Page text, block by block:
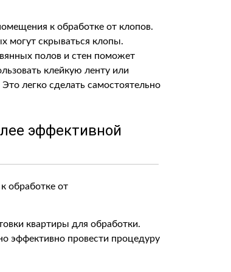
к обработке от клопов.
могут скрываться клопы.
полов и стен поможет
клейкую ленту или
легко сделать самостоятельно
эффективной
квартиры для обработки.
эффективно провести процедуру